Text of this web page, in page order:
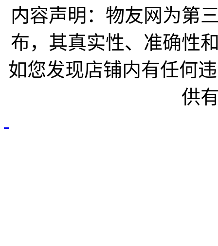
内容声明：物友网为第
布，其真实性、准确性
如您发现店铺内有任何
供